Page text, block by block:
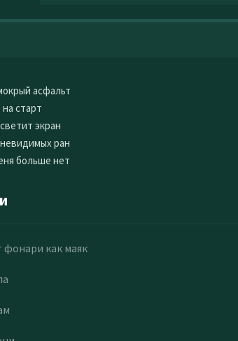
асфальт
старт
экран
ран
больше нет
фонари как маяк